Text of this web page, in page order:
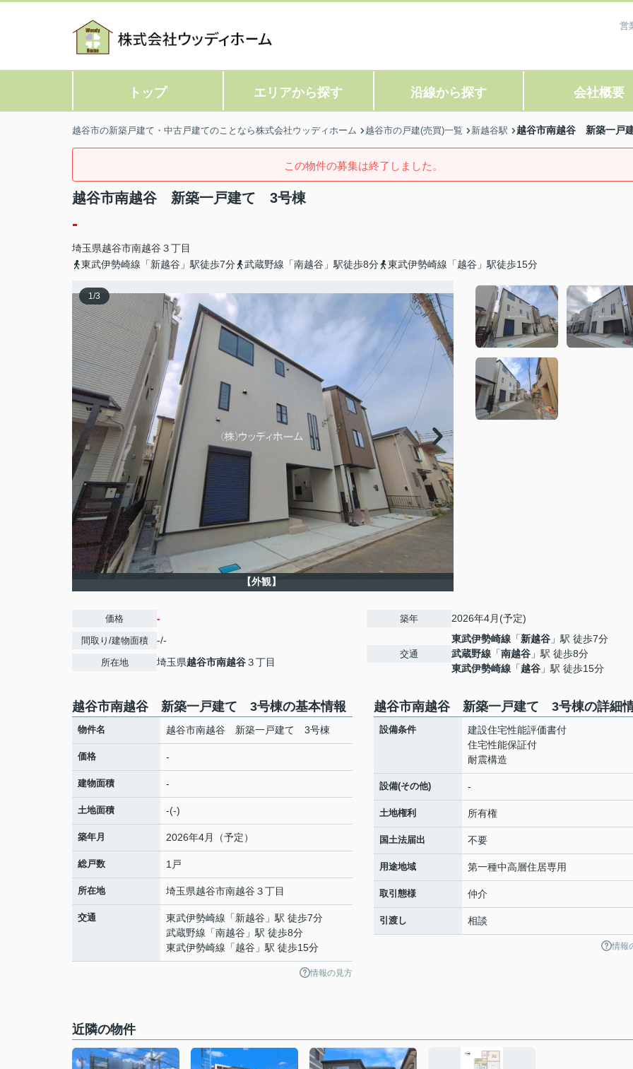
営
トップ エリアから探す 沿線から探す 会社概要
越谷市の新築戸建て・中古戸建てのことなら株式会社ウッディホーム 越谷市の戸建(売買)一覧 新越谷駅 越谷市南越谷 新築一戸
この物件の募集は終了しました。
越谷市南越谷 新築一戸建て 3号棟
-
埼玉県越谷市南越谷 ３丁目
東武伊勢崎線「新越谷」駅徒歩7分
武蔵野線「南越谷」駅徒歩8分 東武伊勢崎線「越谷」駅徒歩15分
1/3
【外観】
価格 -
間取り/建物面積 -/-
所在地 埼玉県越谷市南越谷３丁目
築年 2026年4月(予定)
交通
東武伊勢崎線 「新越谷 」駅 徒歩7分
武蔵野線 「南越谷 」駅 徒歩8分
東武伊勢崎線 「越谷 」駅 徒歩15分
越谷市南越谷 新築一戸建て 3号棟の基本情報
物件名 越谷市南越谷 新築一戸建て 3号棟
価格 -
建物面積 -
土地面積 -(-)
築年月 2026年4月（予定）
総戸数 1戸
所在地 埼玉県越谷市南越谷 ３丁目
交通 東武伊勢崎線 「新越谷 」駅 徒歩7分
武蔵野線 「南越谷 」駅 徒歩8分
東武伊勢崎線 「越谷 」駅 徒歩15分
情報の見方
越谷市南越谷 新築一戸建て 3号棟の詳細
設備条件
建設住宅性能評価書付
住宅性能保証付
耐震構造
設備(その他) -
土地権利 所有権
国土法届出 不要
用途地域 第一種中高層住居専用
取引態様 仲介
引渡し 相談
情報
近隣の物件